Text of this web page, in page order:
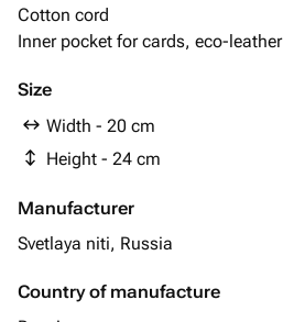
Cotton cord
Inner pocket for cards, eco-leather
Size
Width - 20 cm
Height - 24 cm
Manufacturer
Svetlaya niti, Russia
Country of manufacture